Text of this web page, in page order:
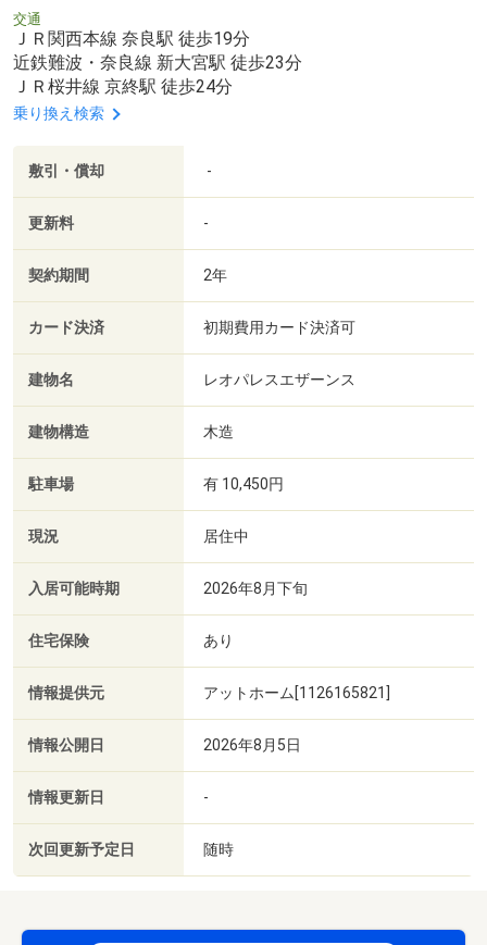
交通
ＪＲ関西本線 奈良駅 徒歩19分
近鉄難波・奈良線 新大宮駅 徒歩23分
ＪＲ桜井線 京終駅 徒歩24分
乗り換え検索
敷引・償却 -
更新料 -
契約期間 2年
カード決済 初期費用カード決済可
建物名 レオパレスエザーンス
建物構造 木造
駐車場 有 10,450円
現況 居住中
入居可能時期 2026年8月下旬
住宅保険 あり
情報提供元 アットホーム[1126165821]
情報公開日 2026年8月5日
情報更新日 -
次回更新予定日 随時